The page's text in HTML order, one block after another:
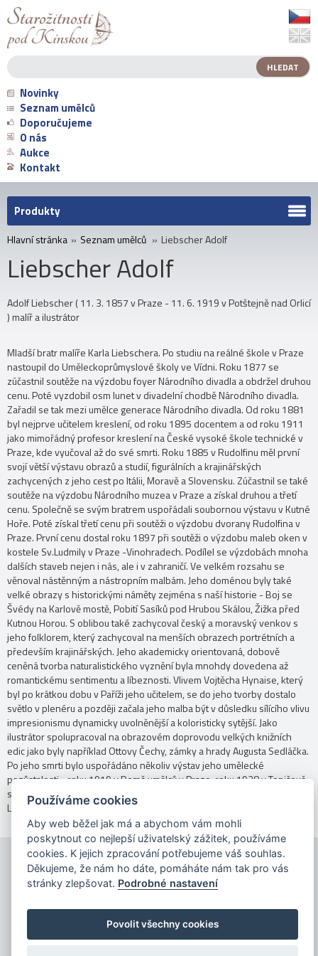
Novinky
Seznam umělců
Doporučujeme
O nás
Aukce
Kontakt
Produkty
Hlavní stránka » Seznam umělců » Liebscher Adolf
Liebscher Adolf
Adolf Liebscher ( 11. 3. 1857 v Praze - 11. 6. 1919 v Potštejně nad Orlicí
) malíř a ilustrátor
Mladší bratr malíře Karla Liebschera. Po studiu na reálné škole v Praze
nastoupil do Uměleckoprůmyslové školy ve Vídni. Roku 1877 se
zúčastnil soutěže na výzdobu foyer Národního divadla a obdržel druhou
cenu. Poté vyzdobil osm lunet v divadelní chodbě Národního divadla.
Zařadil se tak mezi umělce generace Národního divadla. Od roku 1881
byl nejprve učitelem kreslení, od roku 1895 docentem a od roku 1911
jako mimořádný profesor kreslení na České vysoké škole technické v
Praze, kde vyučoval až do své smrti. Roku 1885 v Rudolfinu měl první
svojí větší výstavu obrazů a studií, figurálních a krajinářských
zachycených z jeho cest po Itálii, Moravě a Slovensku. Zúčastnil se také
soutěže na výzdobu Národního muzea v Praze a získal druhou a třetí
cenu. Společně se svým bratrem uspořádali soubornou výstavu v Kutné
Hoře. Poté získal třetí cenu při soutěži o výzdobu dvorany Rudolfina v
Praze. První cenu dostal roku 1897 při soutěži o výzdobu maleb oken v
kostele Sv.Ludmily v Praze -Vinohradech. Podílel se výzdobách mnoha
dalších staveb nejen i nás, ale i v zahraničí. Ve velkém rozsahu se
věnoval nástěnným a nástropním malbám. Jeho doménou byly také
velké obrazy s historickými náměty zejména s naší historie - Boj se
Švédy na Karlově mostě, Pobití Sasíků pod Hrubou Skálou, Žižka před
Kutnou Horou. S oblibou také zachycoval český a moravský venkov s
jeho folklorem, který zachycoval na menších obrazech portrétních a
především krajinářských. Jeho akademicky orientovaná, dobově
ceněná tvorba naturalistického vyznění byla mnohdy dovedena až
romantickému sentimentu a líbeznosti. Vlivem Vojtěcha Hynaise, který
byl po krátkou dobu v Paříži jeho učitelem, se do jeho tvorby dostalo
světlo v plenéru a později začala jeho malba být v důsledku sílícího vlivu
impresionismu dynamicky uvolněnější a koloristicky sytější. Jako
ilustrátor spolupracoval na obrazovém doprovodu velkých knižních
edic jako byly například Ottovy Čechy, zámky a hrady Augusta Sedláčka.
Po jeho smrti bylo uspořádáno několiv výstav jeho umělecké
pozůstalosti - roku 1919 v Domě umělců v Praze, roku 1928 v Topičově
salonu v Praze a též souborná společná výstava bratrů Adolfa a Karla
Liebschera v pavilonu Myslbek roku 1943 v Praze.
Copyright © 2026
Používáme cookies
Aby web běžel jak má a abychom vám mohli
poskytnout co nejlepší uživatelský zážitek, používáme
cookies. K jejich zpracování potřebujeme váš souhlas.
Děkujeme, že nám ho dáte, pomáháte nám tak pro vás
stránky zlepšovat. Podrobné nastavení
Povolit všechny cookies